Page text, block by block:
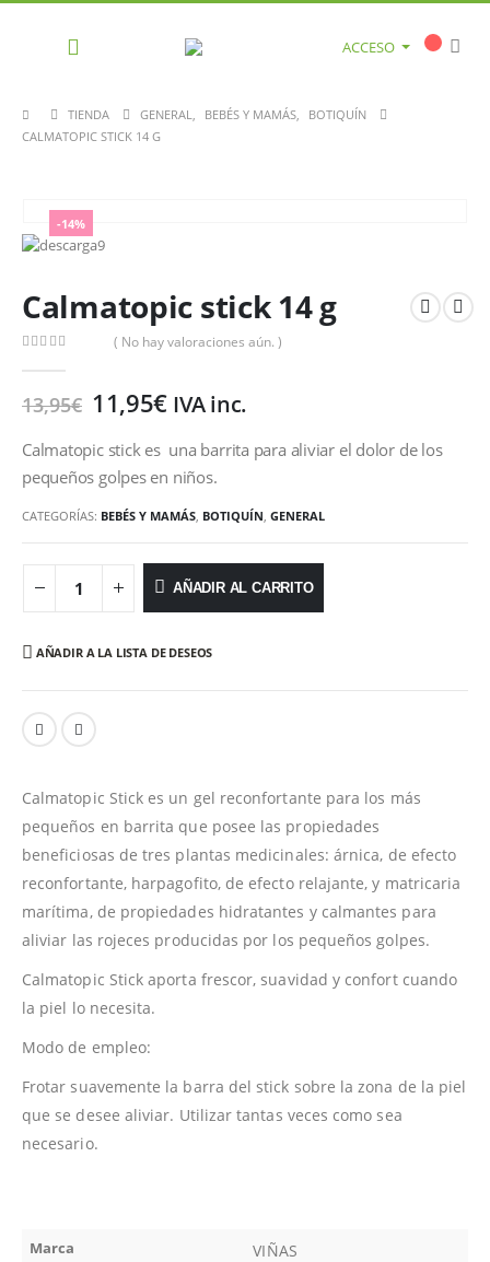
ACCESO
TIENDA GENERAL, BEBÉS Y MAMÁS,
BOTIQUÍN
CALMATOPIC STICK 14 G
-14%
Calmatopic stick 14 g
( No hay valoraciones aún. )
13,95€ 11,95€ IVA inc.
Calmatopic stick es una barrita para aliviar el dolor de los
pequeños golpes en niños.
CATEGORÍAS: BEBÉS Y MAMÁS, BOTIQUÍN, GENERAL
AÑADIR AL CARRITO
AÑADIR A LA LISTA DE DESEOS
Calmatopic Stick es un gel reconfortante para los más
pequeños en barrita que posee las propiedades
beneficiosas de tres plantas medicinales: árnica, de efecto
reconfortante, harpagofito, de efecto relajante, y matricaria
marítima, de propiedades hidratantes y calmantes para
aliviar las rojeces producidas por los pequeños golpes.
Calmatopic Stick aporta frescor, suavidad y confort cuando
la piel lo necesita.
Modo de empleo:
Frotar suavemente la barra del stick sobre la zona de la piel
que se desee aliviar. Utilizar tantas veces como sea
necesario.
Marca VIÑAS